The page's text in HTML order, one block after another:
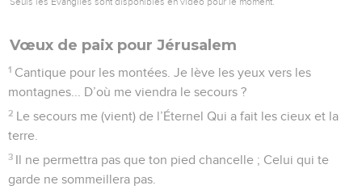
Vœux de paix pour Jérusalem
1 Cantique pour les montées. Je lève les yeux vers les
montagnes... D’où me viendra le secours ?
2 Le secours me (vient) de l’Éternel Qui a fait les cieux et la
terre.
3 Il ne permettra pas que ton pied chancelle ; Celui qui te
garde ne sommeillera pas.